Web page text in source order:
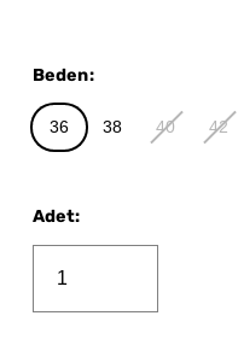
Beden:
36 38 40 42
Adet: